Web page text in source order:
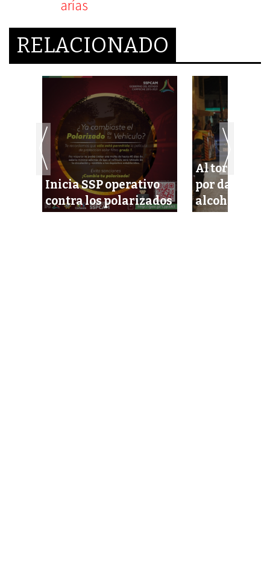
RELACIONADO
Inicia SSP operativo
contra los polarizados
Al torito 16
por dar
alcoholemia